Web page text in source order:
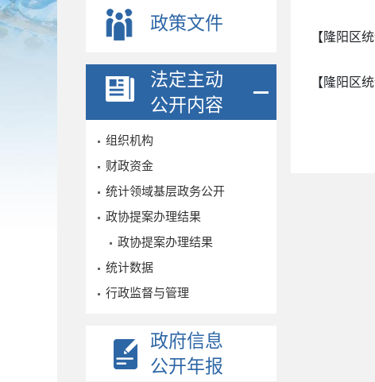
政策文件
法定主动
公开内容
组织机构
财政资金
统计领域基层政务公开
政协提案办理结果
政协提案办理结果
统计数据
行政监督与管理
政府信息
公开年报
【隆阳区
【隆阳区